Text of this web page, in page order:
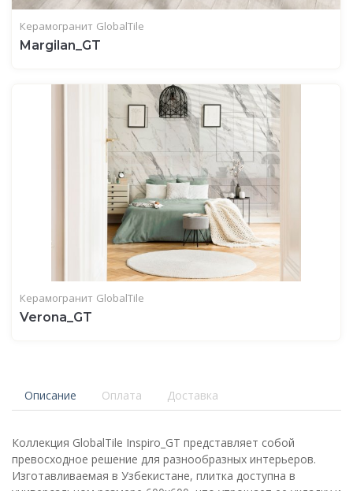
Керамогранит GlobalTile
Margilan_GT
Керамогранит GlobalTile
Verona_GT
Описание Оплата Доставка
Коллекция GlobalTile Inspiro_GT представляет собой
превосходное решение для разнообразных интерьеров.
Изготавливаемая в Узбекистане, плитка доступна в